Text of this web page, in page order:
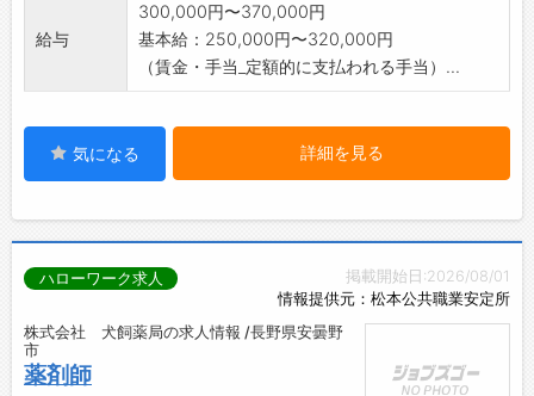
給与
300,000円〜370,000円
基本給：250,000円〜320,000円
（賃金・手当_定額的に支払われる手当）...
気になる 詳細を見る
掲載開始日:2026/08/01
情報提供元：松本公共職業安定所
ハローワーク求人
株式会社 犬飼薬局の求人情報 /長野県安曇野
市
薬剤師